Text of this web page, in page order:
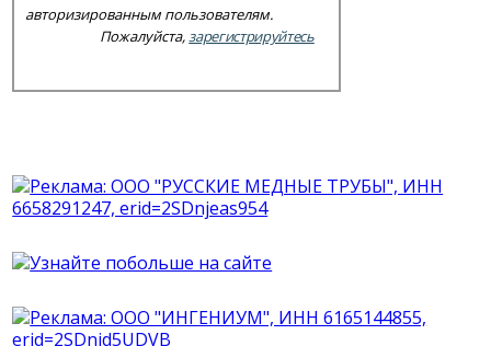
авторизированным пользователям.
Пожалуйста,зарегистрируйтесь